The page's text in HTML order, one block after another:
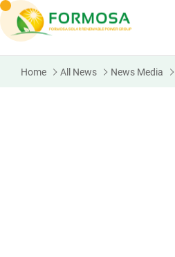
Home All News News Media